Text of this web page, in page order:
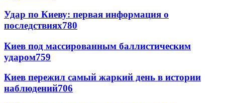
Удар по Киеву: первая информация о
последствиях780
Киев под массированным баллистическим
ударом759
Киев пережил самый жаркий день в истории
наблюдений706